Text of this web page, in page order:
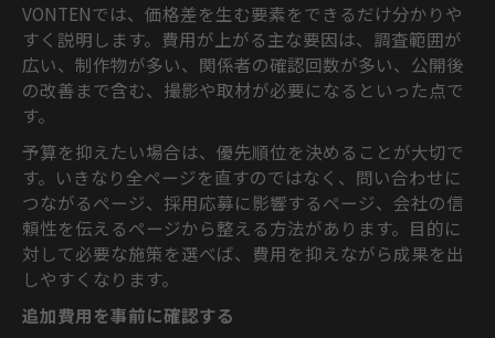
VONTENでは、価格差を生む要素をできるだけ分かりや
すく説明します。費用が上がる主な要因は、調査範囲が
広い、制作物が多い、関係者の確認回数が多い、公開後
の改善まで含む、撮影や取材が必要になるといった点で
す。
予算を抑えたい場合は、優先順位を決めることが大切で
す。いきなり全ページを直すのではなく、問い合わせに
つながるページ、採用応募に影響するページ、会社の信
頼性を伝えるページから整える方法があります。目的に
対して必要な施策を選べば、費用を抑えながら成果を出
しやすくなります。
追加費用を事前に確認する